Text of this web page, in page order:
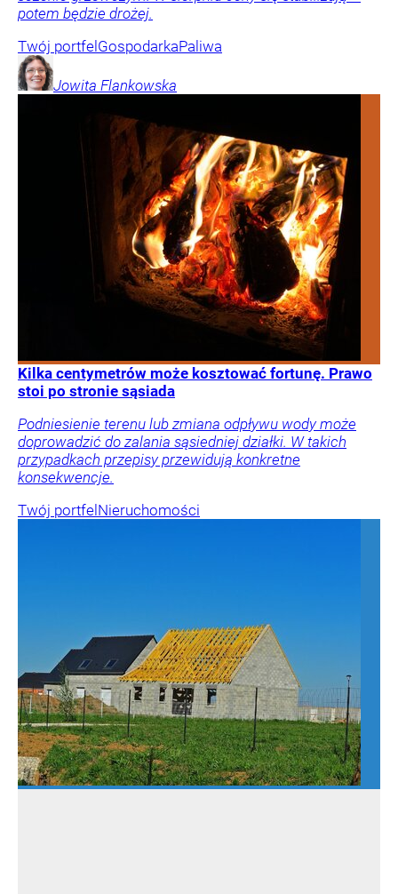
potem będzie drożej.
Twój portfel GospodarkaPaliwa
Jowita Flankowska
Kilka centymetrów może kosztować fortunę. Prawo
stoi po stronie sąsiada
Podniesienie terenu lub zmiana odpływu wody może
doprowadzić do zalania sąsiedniej działki. W takich
przypadkach przepisy przewidują konkretne
konsekwencje.
Twój portfel Nieruchomości